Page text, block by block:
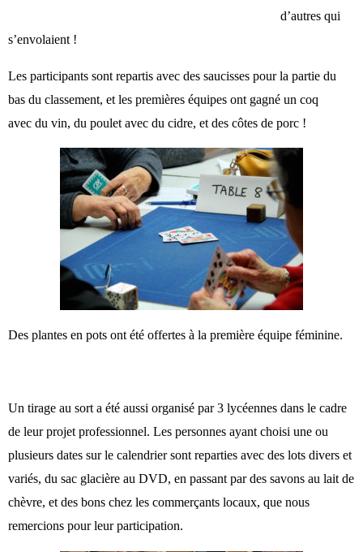
d’autres qui
s’envolaient !
Les participants sont repartis avec des saucisses pour la partie du
bas du classement, et les premières équipes ont gagné un coq
avec du vin, du poulet avec du cidre, et des côtes de porc !
Des plantes en pots ont été offertes à la première équipe féminine.
Un tirage au sort a été aussi organisé par 3 lycéennes dans le cadre
de leur projet professionnel. Les personnes ayant choisi une ou
plusieurs dates sur le calendrier sont reparties avec des lots divers et
variés, du sac glacière au DVD, en passant par des savons au lait de
chèvre, et des bons chez les commerçants locaux, que nous
remercions pour leur participation.